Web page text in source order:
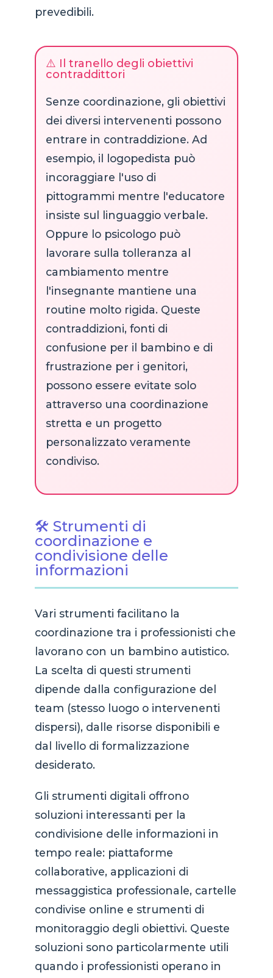
prevedibili.
⚠️ Il tranello degli obiettivi
contraddittori
Senze coordinazione, gli obiettivi
dei diversi intervenenti possono
entrare in contraddizione. Ad
esempio, il logopedista può
incoraggiare l'uso di
pittogrammi mentre l'educatore
insiste sul linguaggio verbale.
Oppure lo psicologo può
lavorare sulla tolleranza al
cambiamento mentre
l'insegnante mantiene una
routine molto rigida. Queste
contraddizioni, fonti di
confusione per il bambino e di
frustrazione per i genitori,
possono essere evitate solo
attraverso una coordinazione
stretta e un progetto
personalizzato veramente
condiviso.
🛠️ Strumenti di
coordinazione e
condivisione delle
informazioni
Vari strumenti facilitano la
coordinazione tra i professionisti che
lavorano con un bambino autistico.
La scelta di questi strumenti
dipende dalla configurazione del
team (stesso luogo o intervenenti
dispersi), dalle risorse disponibili e
dal livello di formalizzazione
desiderato.
Gli strumenti digitali offrono
soluzioni interessanti per la
condivisione delle informazioni in
tempo reale: piattaforme
collaborative, applicazioni di
messaggistica professionale, cartelle
condivise online e strumenti di
monitoraggio degli obiettivi. Queste
soluzioni sono particolarmente utili
quando i professionisti operano in